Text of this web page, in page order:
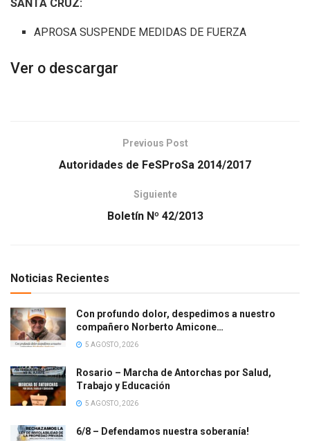
SANTA CRUZ:
APROSA SUSPENDE MEDIDAS DE FUERZA
Ver o descargar
Previous Post
Autoridades de FeSProSa 2014/2017
Siguiente
Boletín Nº 42/2013
Noticias Recientes
Con profundo dolor, despedimos a nuestro
compañero Norberto Amicone…
5 AGOSTO, 2026
Rosario – Marcha de Antorchas por Salud,
Trabajo y Educación
5 AGOSTO, 2026
6/8 – Defendamos nuestra soberanía!